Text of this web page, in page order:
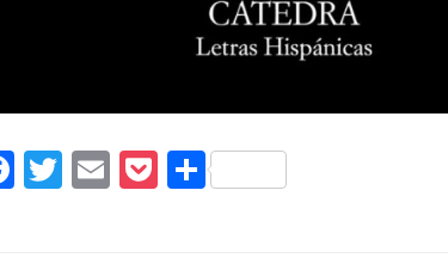
F
T
E
P P